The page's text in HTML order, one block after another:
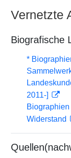
Vernetzte
Biografische
*
2011-]
Widerstand